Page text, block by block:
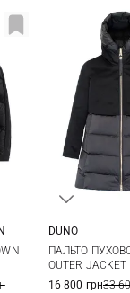
46
48
DUNO
ПАЛЬТО
OUTER JACKET
16 800 грн33